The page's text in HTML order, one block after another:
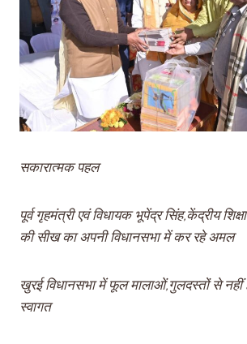
सकारात्मक पहल
पूर्व गृहमंत्री एवं विधायक भूपेंद्र सिंह,केंद्रीय
की सीख का अपनी विधानसभा में कर रहे अमल
खुरई विधानसभा में फूल मालाओं,गुलदस्तों से नहीं
स्वागत